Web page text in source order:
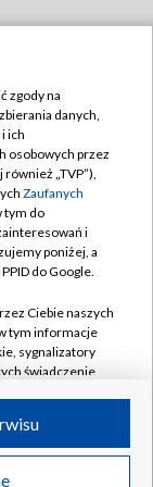
zgody na
danych,
ich
osobowych przez
„TVP”),
Zaufanych
tym do
i
poniżej, a
do Google.
Ciebie naszych
tym informacje
sygnalizatory
świadczenie
Ciebie